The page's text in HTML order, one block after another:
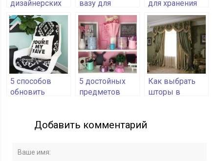
дизайнерских
настольных
ламп
вазу для
цветов в
интерьере
для хранения
детских
игрушек
5 способов
обновить
5 достойных
предметов
которые
Как выбрать
шторы в
Добавить комментарий